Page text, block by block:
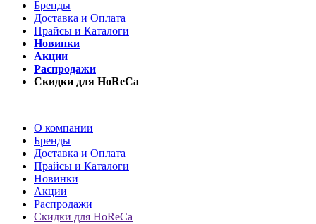
Бренды
Доставка и Оплата
Прайсы и Каталоги
Новинки
Акции
Распродажи
Скидки для HoReCa
О компании
Бренды
Доставка и Оплата
Прайсы и Каталоги
Новинки
Акции
Распродажи
Скидки для HoReCa